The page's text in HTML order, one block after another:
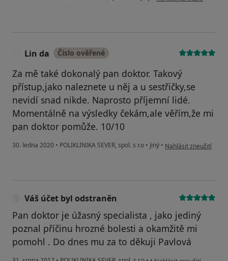
Lin da Číslo ověřené
Za mě také dokonalý pan doktor. Takový
přístup,jako naleznete u něj a u sestřičky,se
nevidí snad nikde. Naprosto příjemní lidé.
Momentálně na výsledky čekám,ale věřím,že mi
pan doktor pomůže. 10/10
30. ledna 2020 • POLIKLINIKA SEVER, spol. s r.o • Jiný • podle názoru
Nahlásit zneužití
Váš účet byl odstraněn
Pan doktor je úžasný specialista , jako jediný
poznal příčinu hrozné bolesti a okamžitě mi
pomohl . Do dnes mu za to děkuji Pavlová
podle názoru uživatele